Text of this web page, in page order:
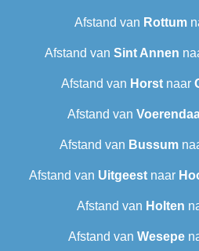
Afstand van Rottum
Afstand van Sint Annen
Afstand van Horstnaar
Afstand van
Afstand van Bussum
Afstand van Uitgeestnaar
Afstand van Holten
Afstand van Wesepe